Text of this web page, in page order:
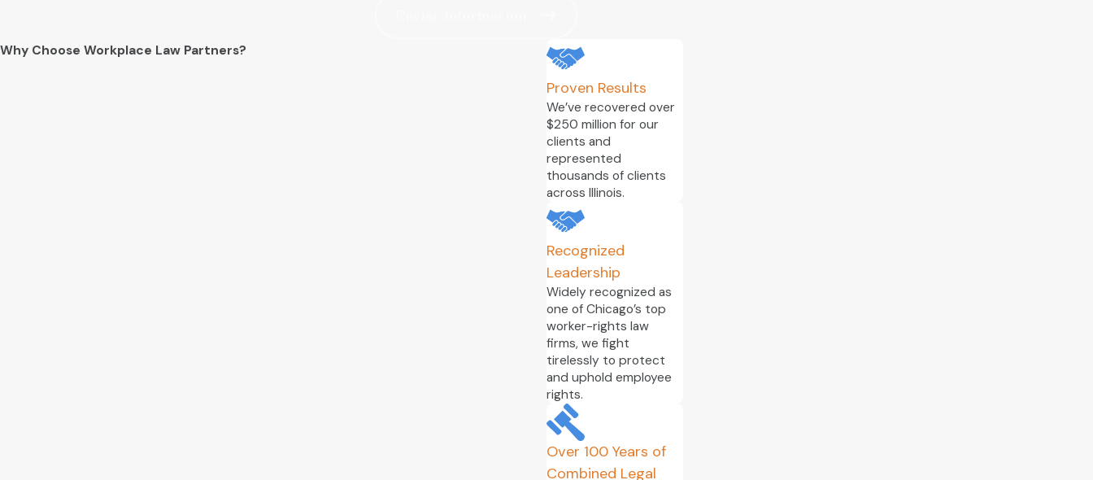
Why Choose Workplace Law Partners?
Proven Results
We’ve recovered over
$250 million for our
clients and
represented
thousands of clients
across Illinois.
Recognized
Leadership
Widely recognized as
one of Chicago’s top
worker-rights law
firms, we fight
tirelessly to protect
and uphold employee
rights.
Over 100 Years of
Combined Legal